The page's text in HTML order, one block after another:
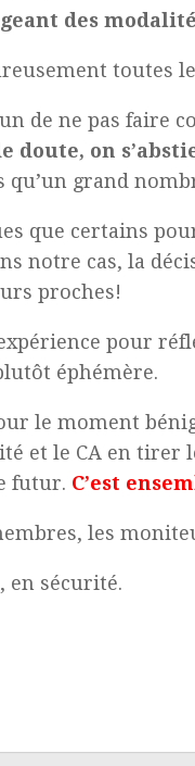
des
toutes
de ne pas
doute, on
qu’un grand
que certains
notre cas, la
proches!
pour
éphémère.
le moment
et le CA en tirer
futur. C’est
les
en sécurité.